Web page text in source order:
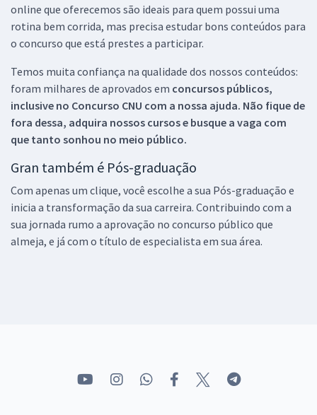
online que oferecemos são ideais para quem possui uma
rotina bem corrida, mas precisa estudar bons conteúdos para
o concurso que está prestes a participar.
Temos muita confiança na qualidade dos nossos conteúdos:
foram milhares de aprovados em concursos públicos,
inclusive no Concurso CNU com a nossa ajuda. Não fique de
fora dessa, adquira nossos cursos e busque a vaga com
que tanto sonhou no meio público.
Gran também é Pós-graduação
Com apenas um clique, você escolhe a sua Pós-graduação e
inicia a transformação da sua carreira. Contribuindo com a
sua jornada rumo a aprovação no concurso público que
almeja, e já com o título de especialista em sua área.